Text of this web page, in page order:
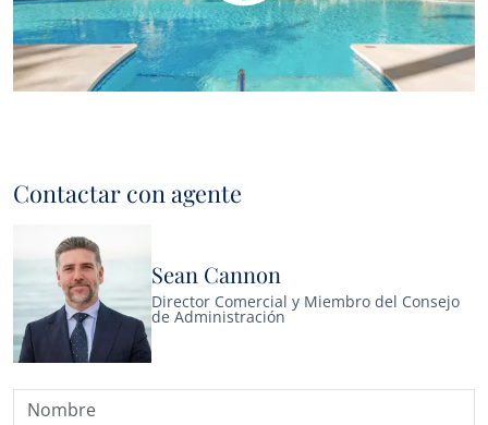
Contactar con agente
Sean Cannon
Director Comercial y Miembro del Consejo
de Administración